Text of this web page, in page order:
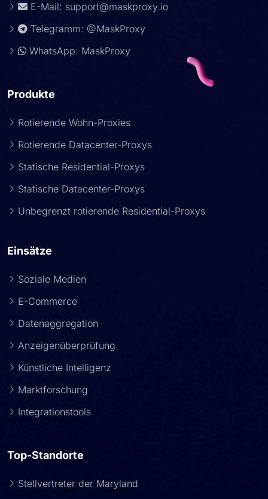
E-Mail: support@maskproxy.io
Telegramm: @MaskProxy
WhatsApp: MaskProxy
Produkte
Rotierende Wohn-Proxies
Rotierende Datacenter-Proxys
Statische Residential-Proxys
Statische Datacenter-Proxys
Unbegrenzt rotierende Residential-Proxys
Einsätze
Soziale Medien
E-Commerce
Datenaggregation
Anzeigenüberprüfung
Künstliche Intelligenz
Marktforschung
Integrationstools
Top-Standorte
Stellvertreter der Maryland